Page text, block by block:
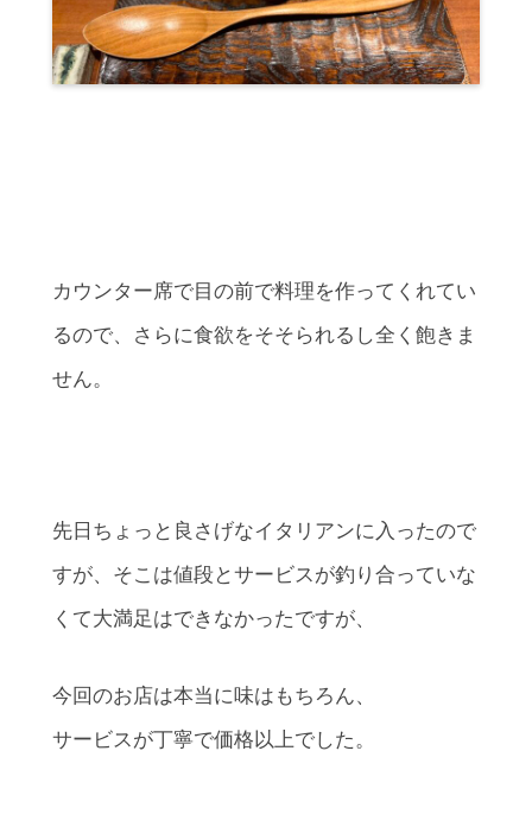
カウンター席で目の前で料理を作ってくれてい
るので、さらに食欲をそそられるし全く飽きま
せん。
先日ちょっと良さげなイタリアンに入ったので
すが、そこは値段とサービスが釣り合っていな
くて大満足はできなかったですが、
今回のお店は本当に味はもちろん、
サービスが丁寧で価格以上でした。